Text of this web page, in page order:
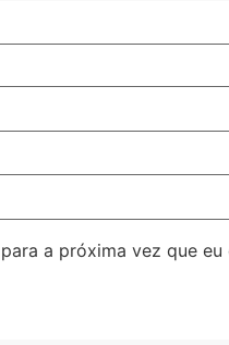
a próxima vez que eu